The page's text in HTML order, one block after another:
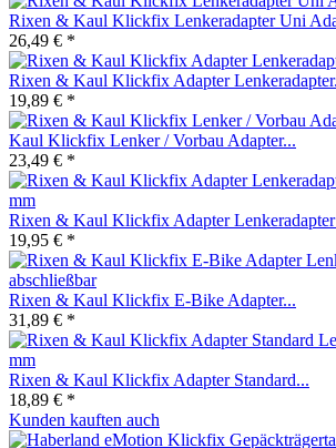
Rixen & Kaul Klickfix Lenkeradapter Uni
26,49 € *
Rixen & Kaul Klickfix Adapter
19,89 € *
Kaul Klickfix Lenker / Vorbau Adapter...
23,49 € *
Rixen & Kaul Klickfix Adapter
19,95 € *
Rixen & Kaul Klickfix E-Bike Adapter...
31,89 € *
Rixen & Kaul Klickfix Adapter Standard...
18,89 € *
Kunden kauften auch